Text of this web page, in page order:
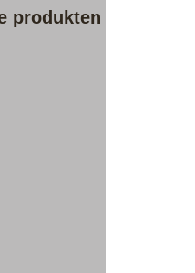
produkten